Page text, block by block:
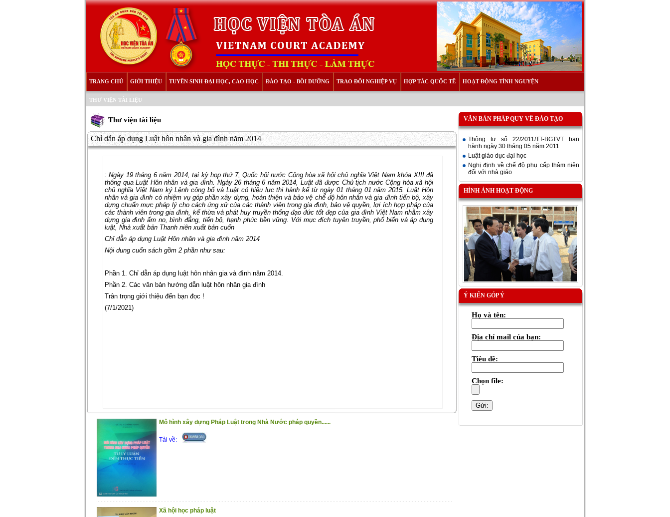
TRANG CHỦ GIỚI THIỆU TUYỂN SINH ĐẠI HỌC, CAO HỌC ĐÀO TẠO - BỒI DƯỠNG TRAO ĐỔI NGHIỆP VỤ HỢP TÁC QUỐC TẾ HOẠT ĐỘNG TÌNH NGUYỆN
THƯ VIỆN TÀI LIỆU
Thư viện tài liệu
Chỉ dẫn áp dụng Luật hôn nhân và gia đình năm 2014
:Ngày 19 tháng 6 năm 2014, tại kỳ họp thứ 7, Quốc hội nước Cộng hòa xã hội chủ nghĩa Việt Nam khóa XIII đã
thông qua Luật Hôn nhân và gia đình. Ngày 26 tháng 6 năm 2014, Luật đã được Chủ tịch nước Cộng hòa xã hội
chủ nghĩa Việt Nam ký Lệnh công bố và Luật có hiệu lực thi hành kể từ ngày 01 tháng 01 năm 2015. Luật Hôn
nhân và gia đình có nhiệm vụ góp phần xây dựng, hoàn thiện và bảo vệ chế độ hôn nhân và gia đình tiến bộ, xây
dựng chuẩn mực pháp lý cho cách ứng xử của các thành viên trong gia đình, bảo vệ quyền, lợi ích hợp pháp của
các thành viên trong gia đình, kế thừa và phát huy truyền thống đạo đức tốt đẹp của gia đình Việt Nam nhằm xây
dựng gia đình ấm no, bình đẳng, tiến bộ, hạnh phúc bền vững. Với mục đích tuyên truyền, phổ biến và áp dụng
luật, Nhà xuất bản Thanh niên xuất bản cuốn
Chỉ dẫn áp dụng Luật Hôn nhân và gia đình năm 2014
Nội dung cuốn sách gồm 2 phần như sau:
Phần 1. Chỉ dẫn áp dụng luật hôn nhân gia và đình năm 2014.
Phần 2. Các văn bản hướng dẫn luật hôn nhân gia đình
Trân trọng giới thiệu đến bạn đọc !
(7/1/2021)
Mô hình xây dựng Pháp Luật trong Nhà Nước pháp quyền......
Tải về:
Xã hội học pháp luật
VĂN BẢN PHÁP QUY VỀ ĐÀO TẠO
Thông tư số 22/2011/TT-BGTVT ban
hành ngày 30 tháng 05 năm 2011
Luật giáo dục đại học
Nghị định về chế độ phụ cấp thâm niên
đối với nhà giáo
HÌNH ẢNH HOẠT ĐỘNG
Ý KIẾN GÓP Ý
Họ và tên:
Địa chỉ mail của bạn:
Tiêu đề:
Chọn file: